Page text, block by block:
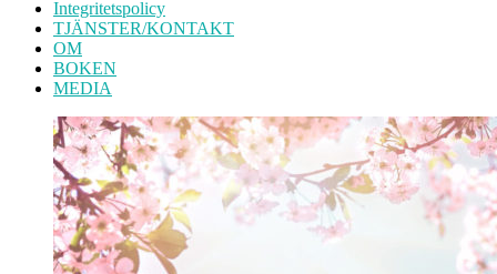
Integritetspolicy
TJÄNSTER/KONTAKT
OM
BOKEN
MEDIA